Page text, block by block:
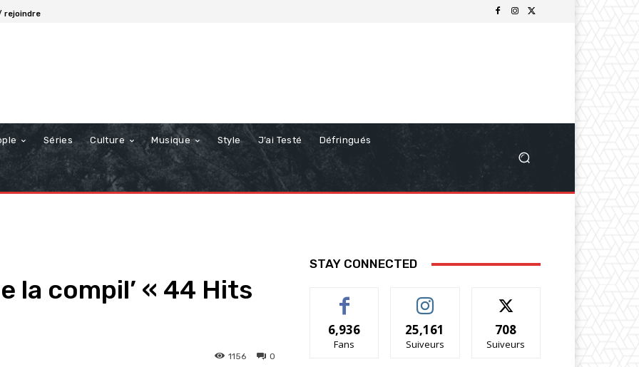
rejoindre
Séries Culture Musique Style J’ai Testé Défringués
la compil’ « 44 Hits
0
1156
STAY CONNECTED
6,936
Fans
25,161
Suiveurs
708
Suiveurs